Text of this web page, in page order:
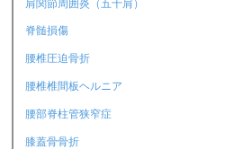
肩関節周囲炎（五十肩）
脊髄損傷
腰椎圧迫骨折
腰椎椎間板ヘルニア
腰部脊柱管狭窄症
膝蓋骨骨折